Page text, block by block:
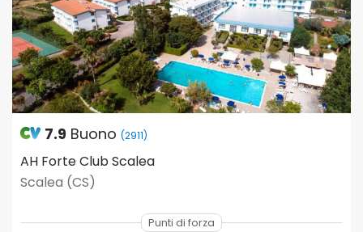
7.9 Buono (2911)
AH Forte Club Scalea
Scalea (CS)
Punti di forza